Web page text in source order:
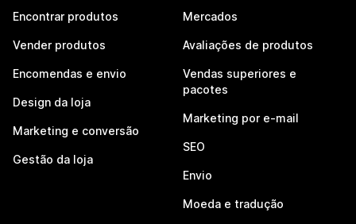
Encontrar produtos
Vender produtos
Encomendas e envio
Design da loja
Marketing e conversão
Gestão da loja
Mercados
Avaliações de produtos
Vendas superiores e
pacotes
Marketing por e-mail
SEO
Envio
Moeda e tradução